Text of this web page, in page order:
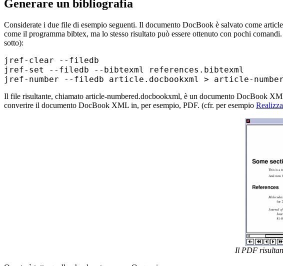
Generare un bibliografia
Considerate i due file di esempio seguenti. Il documento DocBook è salvato come
come il programma bibtex, ma lo stesso risultato può essere ottenuto con pochi
sotto):
jref-clear --filedb
jref-set --filedb --bibtexml references.bibtexml
Il file risultante, chiamato article-numbered.docbookxml, è un documento DocBook
converire il documento DocBook XML in, per esempio, PDF. (cfr. per esempio
Il PDF